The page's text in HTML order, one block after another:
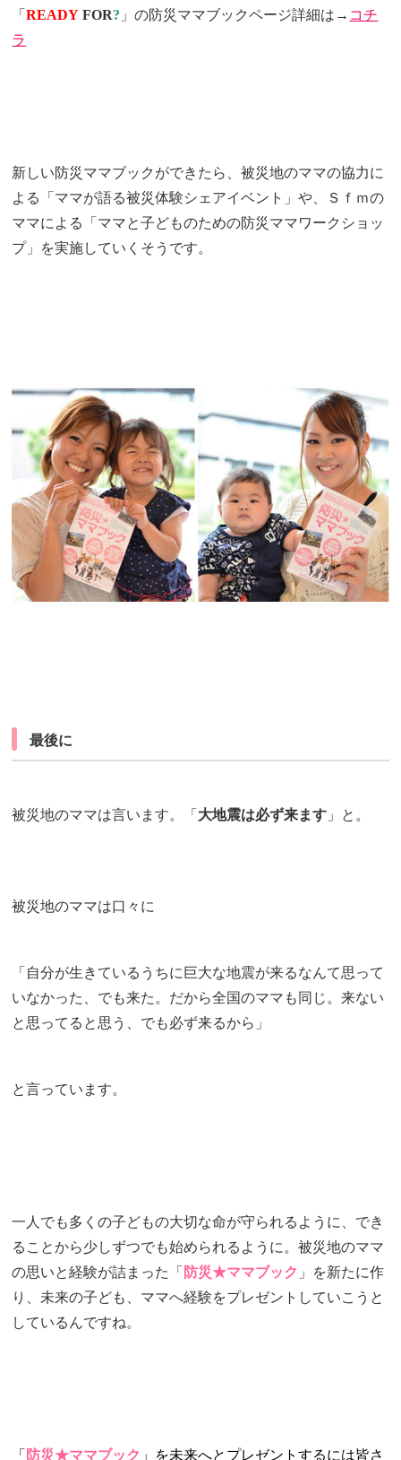
「READY FOR? 」の防災ママブックページ詳細は→ コチ
ラ
新しい防災ママブックができたら、被災地のママの協力に
よる「ママが語る被災体験シェアイベント」や、Ｓｆｍの
ママによる「ママと子どものための防災ママワークショッ
プ」を実施していくそうです。
最後に
被災地のママは言います。「 大地震は必ず来ます 」と。
被災地のママは口々に
「自分が生きているうちに巨大な地震が来るなんて思って
いなかった、でも来た。だから全国のママも同じ。来ない
と思ってると思う、でも必ず来るから」
と言っています。
一人でも多くの子どもの大切な命が守られるように、でき
ることから少しずつでも始められるように。被災地のママ
の思いと経験が詰まった「 防災★ママブック 」を新たに作
り、未来の子ども、ママへ経験をプレゼントしていこうと
しているんですね。
「 防災★ママブック 」を未来へとプレゼントするには皆さ